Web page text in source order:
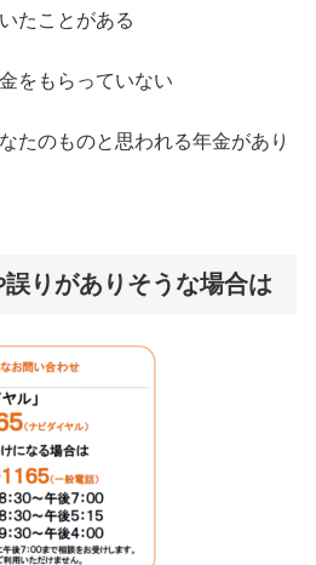
たことがある
をもらっていない
たのものと思われる年金があり
りがありそうな場合は